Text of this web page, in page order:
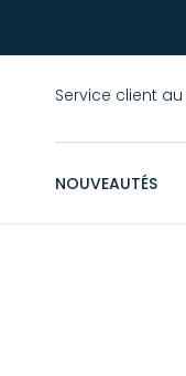
Service client
NOUVEAUTÉS